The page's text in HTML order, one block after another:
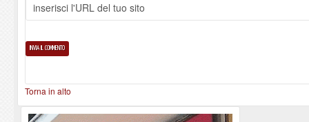
Torna in alto